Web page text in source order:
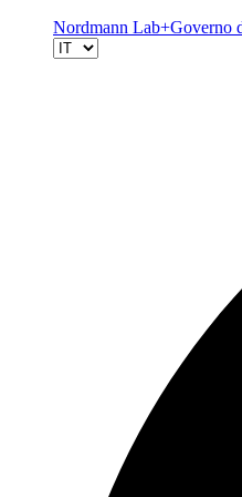
Nordmann Lab+Governo